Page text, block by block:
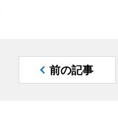
前の記事